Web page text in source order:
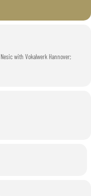
with Vokalwerk Hannover;